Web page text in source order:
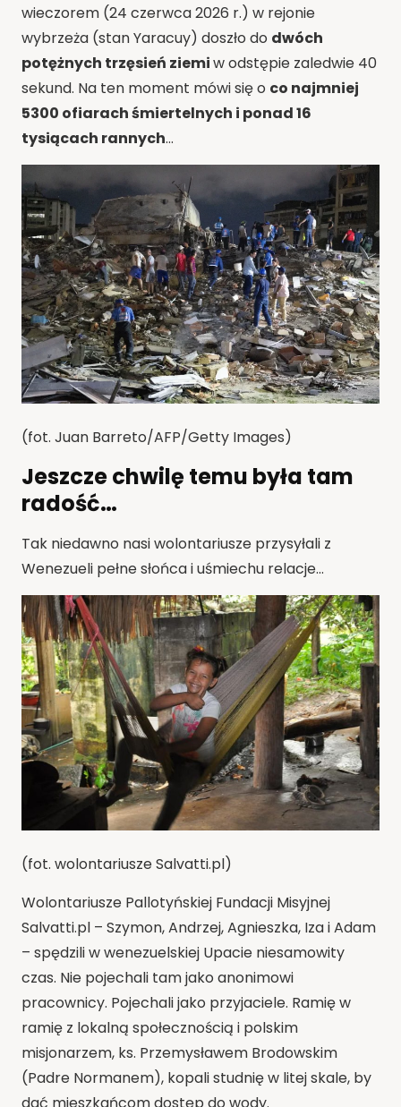
wieczorem (24 czerwca 2026 r.) w rejonie
wybrzeża (stan Yaracuy) doszło do dwóch
potężnych trzęsień ziemiw odstępie zaledwie 40
sekund. Na ten moment mówi się o co najmniej
5300 ofiarach śmiertelnych i ponad 16
tysiącach rannych…
(fot. Juan Barreto/AFP/Getty Images)
Jeszcze chwilę temu była tam
radość…
Tak niedawno nasi wolontariusze przysyłali z
Wenezueli pełne słońca i uśmiechu relacje…
(fot. wolontariusze Salvatti.pl)
Wolontariusze Pallotyńskiej Fundacji Misyjnej
Salvatti.pl – Szymon, Andrzej, Agnieszka, Iza i Adam
– spędzili w wenezuelskiej Upacie niesamowity
czas. Nie pojechali tam jako anonimowi
pracownicy. Pojechali jako przyjaciele. Ramię w
ramię z lokalną społecznością i polskim
misjonarzem, ks. Przemysławem Brodowskim
(Padre Normanem), kopali studnię w litej skale, by